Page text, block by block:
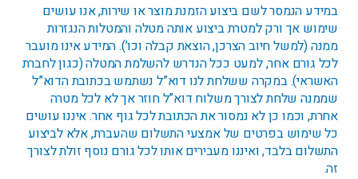
במידע הנמסר לשם ביצוע הזמנת מוצר או שירות, אנו עושים
שימוש אך ורק למטרת ביצוע אותה מטלה והמטלות הנגזרות
ממנה (למשל חיוב הצרכן, הוצאת קבלה וכו’). המידע אינו מועבר
לכל גורם אחר, למעט ככל הנדרש להשלמת המטלה (כגון לחברת
האשראי). במקרה ששלחת לנו דוא”ל נשתמש בכתובת הדוא”ל
שממנה שלחת לצורך משלוח דוא”ל חוזר אך לא לכל מטרה
אחרת, וכמו כן לא נמסור את הכתובת לכל גוף אחר. איננו עושים
כל שימוש בפרטים של אמצעי התשלום שהעברת, אלא לביצוע
התשלום בלבד, ואיננו מעבירים אותו לכל גורם נוסף זולת לצורך
זה.